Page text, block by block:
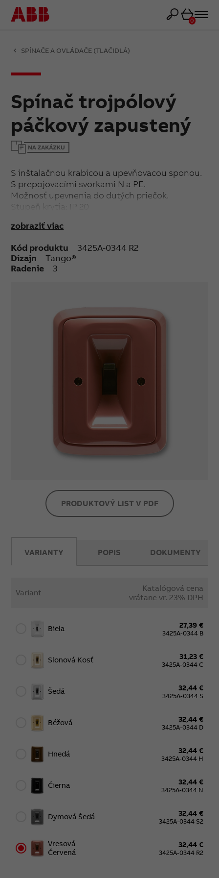
Košík
0
SPÍNAČE A OVLÁDAČE (TLAČIDLÁ)
Spínač trojpólový
páčkový zapustený
S inštalačnou krabicou a upevňovacou sponou.
S prepojovacími svorkami N a PE.
Možnosť upevnenia do dutých priečok.
Stupeň krytia: IP 20
Upevnenie skrutkami.
zobraziť viac
Kód produktu
3425A-0344 R2
Dizajn
Tango®
Radenie
3
PRODUKTOVÝ LIST V PDF
VARIANTY
Variant
Katalógová cena
vrátane vr. 23% DPH
Biela 27,39 €
3425A-0344 B
Slonová Kosť 31,23 €
3425A-0344 C
Šedá 32,44 €
3425A-0344 S
Béžová 32,44 €
3425A-0344 D
Hnedá 32,44 €
3425A-0344 H
Čierna 32,44 €
3425A-0344 N
Dymová Šedá 32,44 €
3425A-0344 S2
Vresová
Červená
32,44 €
3425A-0344 R2
POPIS DOKUMENTY